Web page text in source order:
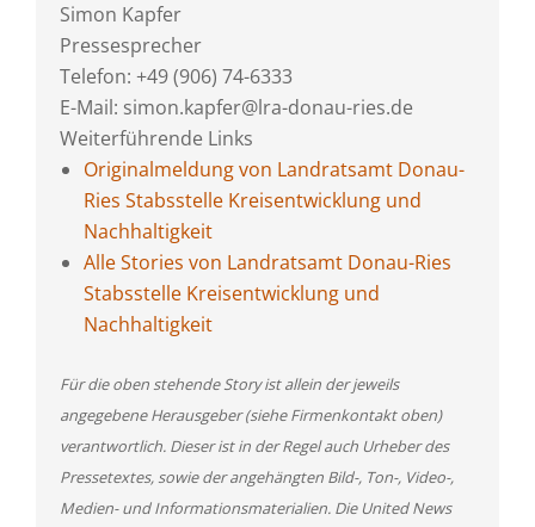
Simon Kapfer
Pressesprecher
Telefon: +49 (906) 74-6333
E-Mail: simon.kapfer@lra-donau-ries.de
Weiterführende Links
Originalmeldung von Landratsamt Donau-
Ries Stabsstelle Kreisentwicklung und
Nachhaltigkeit
Alle Stories von Landratsamt Donau-Ries
Stabsstelle Kreisentwicklung und
Nachhaltigkeit
Für die oben stehende Story ist allein der jeweils
angegebene Herausgeber (siehe Firmenkontakt oben)
verantwortlich. Dieser ist in der Regel auch Urheber des
Pressetextes, sowie der angehängten Bild-, Ton-, Video-,
Medien- und Informationsmaterialien. Die United News